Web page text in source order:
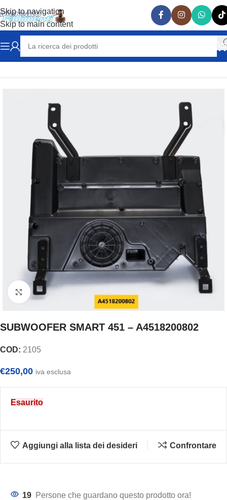
Skip to navigation
Skip to main content
Home RICAMBI AUTO SMART
Clicca per ingrandire
SUBWOOFER SMART 451 – A4518200802
COD: 2105
€250,00 iva esclusa
Esaurito
Aggiungi alla lista dei desideri Confrontare
19 Persone che guardano questo prodotto ora!